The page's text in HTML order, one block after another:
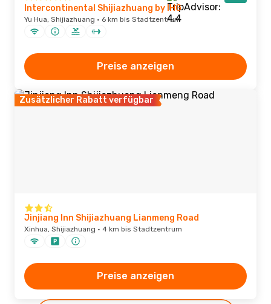
Intercontinental Shijiazhuang by IHG
Yu Hua, Shijiazhuang · 6 km bis Stadtzentrum
Preise anzeigen
Zusätzlicher Rabatt verfügbar
Jinjiang Inn Shijiazhuang Lianmeng Road
Xinhua, Shijiazhuang · 4 km bis Stadtzentrum
Preise anzeigen